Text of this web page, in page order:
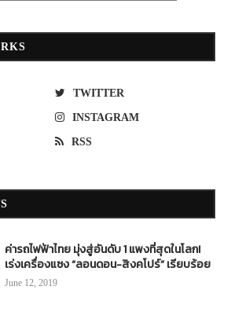
TWITTER
INSTAGRAM
RSS
ค่ารถไฟฟ้าไทย มุ่งสู่อันดับ 1 แพงที่สุดในโลก!
เร่งเครื่องแซง “ลอนดอน-สิงคโปร์” เรียบร้อย
June 12, 2019